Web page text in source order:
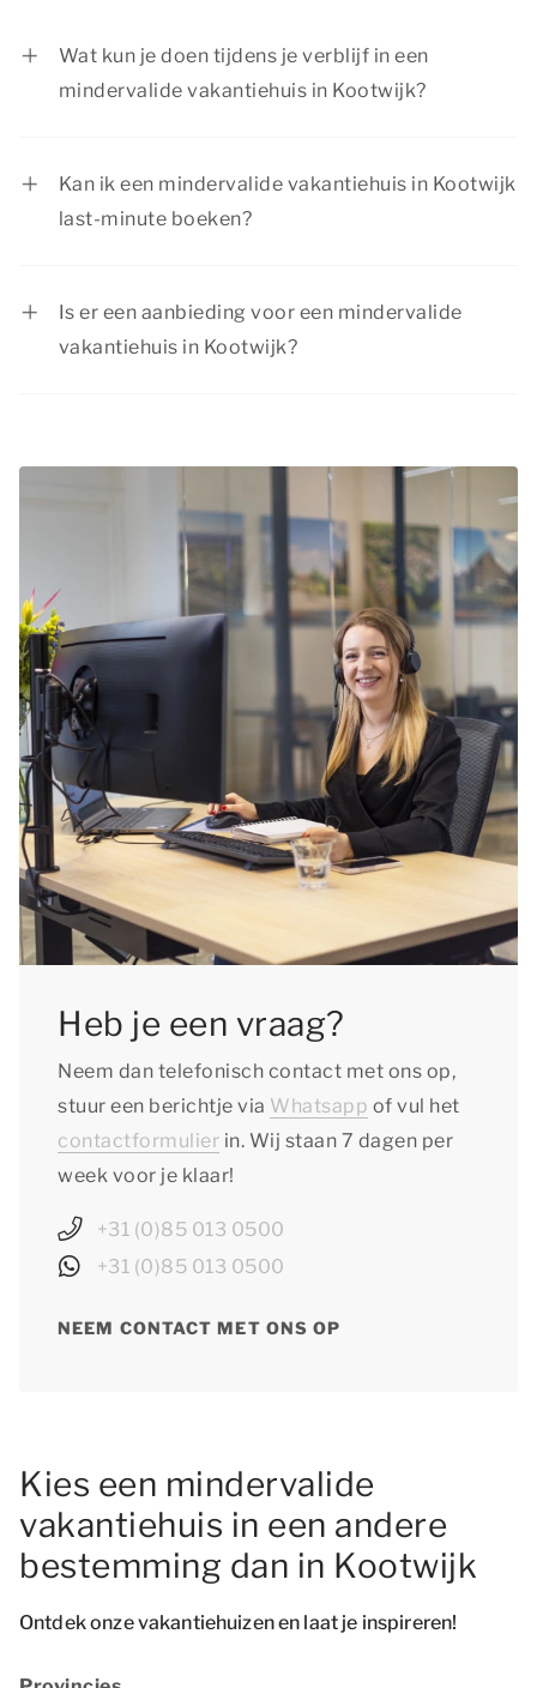
Wat kun je doen tijdens je verblijf in een
mindervalide vakantiehuis in Kootwijk?
Kan ik een mindervalide vakantiehuis in Kootwijk
last-minute boeken?
Is er een aanbieding voor een mindervalide
vakantiehuis in Kootwijk?
Heb je een vraag?
Neem dan telefonisch contact met ons op,
stuur een berichtje via Whatsapp of vul het
contactformulier in. Wij staan 7 dagen per
week voor je klaar!
+31 (0)85 013 0500
+31 (0)85 013 0500
NEEM CONTACT MET ONS OP
Kies een mindervalide
vakantiehuis in een andere
bestemming dan in Kootwijk
Ontdek onze vakantiehuizen en laat je inspireren!